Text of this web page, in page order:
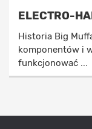
ELECTRO-
Historia Big
komponentów i
funkcjonować ...